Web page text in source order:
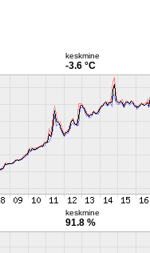
keskmine
-3.6 °C
keskmine
91.8 %